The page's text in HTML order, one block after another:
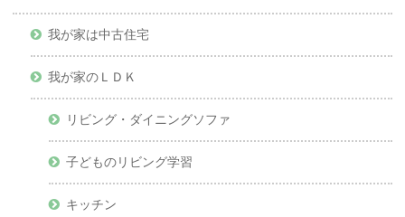
我が家は中古住宅
我が家のＬＤＫ
リビング・ダイニングソファ
子どものリビング学習
キッチン